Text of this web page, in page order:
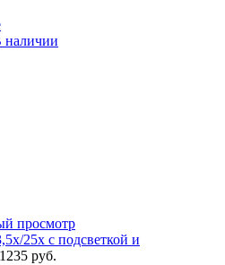
наличии
просмотр
25x с подсветкой и
1235 руб.